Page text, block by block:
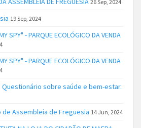
26 Sep, 2024
19 Sep, 2024
SPY" - PARQUE ECOLÓGICO DA VENDA
SPY" - PARQUE ECOLÓGICO DA VENDA
sobre saúde e bem-estar.
de Assembleia de Freguesia 14 Jun, 2024